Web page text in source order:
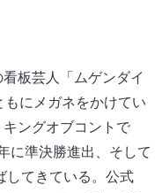
板芸人「ムゲンダイ
にメガネをかけてい
ングオブコントで
に準決勝進出、そして
してきている。公式